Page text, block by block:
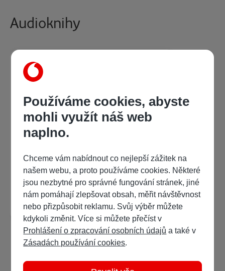
Audioknihy
Alfred Savoir
Album scén z divadelních her 3 (Savoir, Jariš, Giraudoux)
69 Kč / 111 bodů
Detail Ukázka
Používáme cookies, abyste
mohli využít náš web
naplno.
Chceme vám nabídnout co nejlepší zážitek na
našem webu, a proto používáme cookies. Některé
jsou nezbytné pro správné fungování stránek, jiné
nám pomáhají zlepšovat obsah, měřit návštěvnost
nebo přizpůsobit reklamu. Svůj výběr můžete
kdykoli změnit. Více si můžete přečíst v
Prohlášení o zpracování osobních údajů a také v
Zásadách používání cookies.